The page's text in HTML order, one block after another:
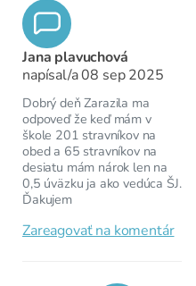
Jana plavuchová
napísal/a08 sep 2025
Dobrý deň Zarazila ma
odpoveď že keď mám v
škole 201 stravníkov na
obed a 65 stravníkov na
desiatu mám nárok len na
0,5 úväzku ja ako vedúca ŠJ.
Ďakujem
Zareagovať na komentár